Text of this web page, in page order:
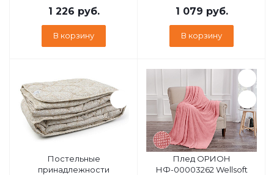
наматрасник стеганный
ультрастеп
1 226 руб.
В корзину
водонепрницаемый
наматрасник
1 079 руб.
В корзину
Постельные
принадлежности
Плед ОРИОН
НФ-00003262 Wellsoft